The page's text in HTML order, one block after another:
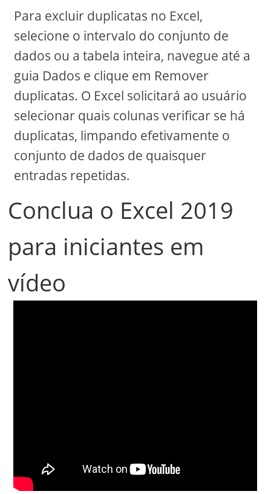
Para excluir duplicatas no Excel,
selecione o intervalo do conjunto de
dados ou a tabela inteira, navegue até a
guia Dados e clique em Remover
duplicatas. O Excel solicitará ao usuário
selecionar quais colunas verificar se há
duplicatas, limpando efetivamente o
conjunto de dados de quaisquer
entradas repetidas.
Conclua o Excel 2019
para iniciantes em
vídeo